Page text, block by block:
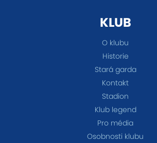
KLUB
O klubu
Historie
Stará garda
Kontakt
Stadion
Klub legend
Pro média
Osobnosti klubu